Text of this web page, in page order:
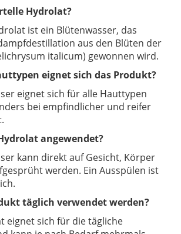
Hydrolat?
ist ein Blütenwasser, das
aus den Blüten der
italicum) gewonnen wird.
eignet sich das Produkt?
eignet sich für alle Hauttypen
bei empfindlicher und reifer
angewendet?
kann direkt auf Gesicht, Körper
werden. Ein Ausspülen ist
täglich verwendet werden?
eignet sich für die tägliche